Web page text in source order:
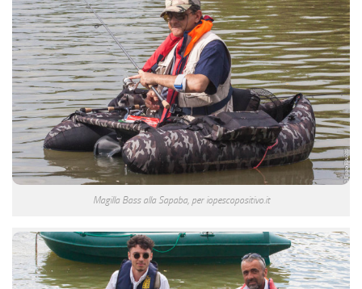
Magilla Bass alla Sapaba, per iopescopositivo.it